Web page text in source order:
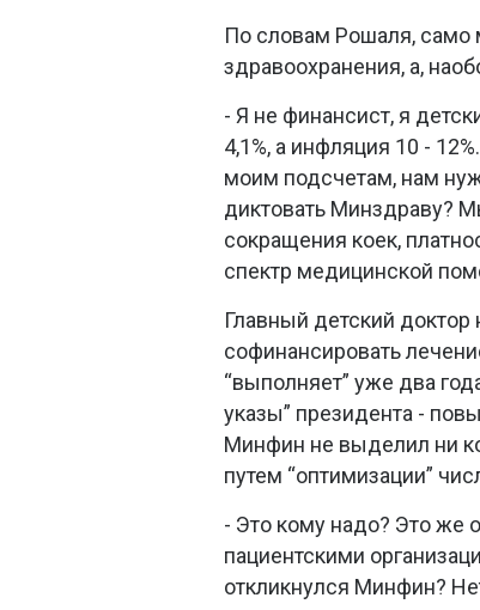
По словам Рошаля, само
здравоохранения, а,
- Я не финансист, я
4,1%, а инфляция 10 -
моим подсчетам, нам
диктовать Минздраву?
сокращения коек,
спектр медицинской
Главный детский
софинансировать
“выполняет” уже два
указы” президента -
Минфин не выделил ни
путем “оптимизации”
- Это кому надо? Это же
пациентскими
откликнулся Минфин?